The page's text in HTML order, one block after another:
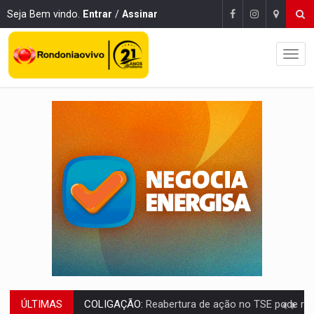
Seja Bem vindo. Entrar / Assinar
ÚLTIMAS INCLUSÃO:APAE Porto Velho abre inscrições para